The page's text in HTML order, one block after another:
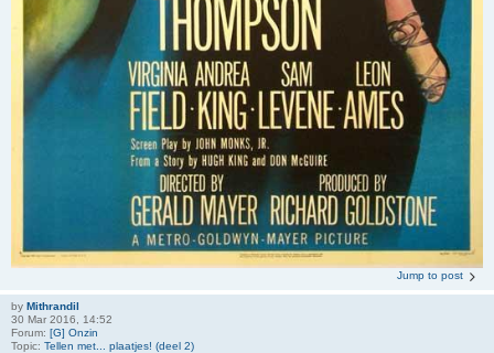
Jump to post
by Mithrandil
30 Mar 2016, 14:52
Forum: [G] Onzin
Topic: Tellen met... plaatjes! (deel 2)